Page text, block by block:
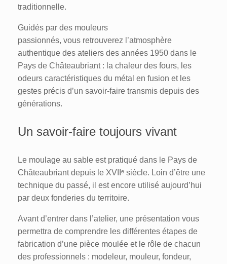
traditionnelle.
Guidés par des mouleurs
passionnés, vous retrouverez l’atmosphère
authentique des ateliers des années 1950 dans le
Pays de Châteaubriant : la chaleur des fours, les
odeurs caractéristiques du métal en fusion et les
gestes précis d’un savoir-faire transmis depuis des
générations.
Un savoir-faire toujours vivant
Le moulage au sable est pratiqué dans le Pays de
Châteaubriant depuis le XVIIᵉ siècle. Loin d’être une
technique du passé, il est encore utilisé aujourd’hui
par deux fonderies du territoire.
Avant d’entrer dans l’atelier, une présentation vous
permettra de comprendre les différentes étapes de
fabrication d’une pièce moulée et le rôle de chacun
des professionnels : modeleur, mouleur, fondeur,